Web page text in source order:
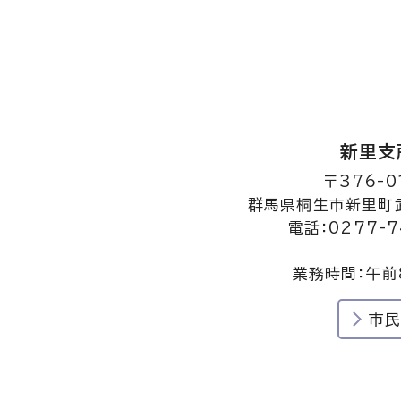
新里支
〒376-
群馬県桐生市新里
電話：0277-
業務時間：午
市